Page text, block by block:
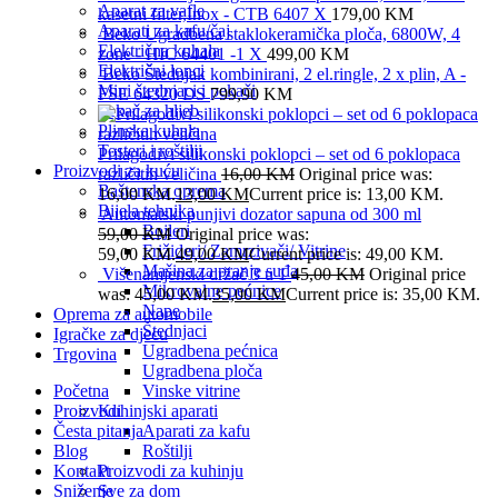
Aparat za vafle
Aparati za kafu/čaj
Električna kuhala
Električni lonci
Mini štednjaci i pekači
Pekač za hljeb
Plinska kuhala
Tosteri i roštilji
Proizvodi za kuću
Baštenska oprema
Bijela tehnika
Bojleri
Frižideri/ Zamrzivači/ Vitrine
Mašina za pranje suđa
Mikrovalne pećnice
Nape
Štednjaci
Ugradbena pećnica
Ugradbena ploča
Vinske vitrine
Kuhinjski aparati
Aparati za kafu
Roštilji
Proizvodi za kuhinju
Sve za dom
kasetni filter,Inox - CTB 6407 X 179,00 KM
Beko Ugradbena staklokeramička ploča, 6800W, 4
zone - HIC 64401 -1 X 499,00 KM
Beko Štednjak kombinirani, 2 el.ringle, 2 x plin, A -
FSE 64320 DS799,90 KM
Prilagodivi silikonski poklopci – set od 6 poklopaca
različitih veličina 16,00KM Original price was:
16,00 KM.13,00KMCurrent price is: 13,00 KM.
Automatski punjivi dozator sapuna od 300 ml
59,00KM Original price was:
59,00 KM.49,00KMCurrent price is: 49,00 KM.
Višenamjenski držač 3 u 145,00KM Original price
was: 45,00 KM.35,00KMCurrent price is: 35,00 KM.
Oprema za automobile
Igračke za djecu
Trgovina
Početna
Proizvodi
Česta pitanja
Blog
Kontakt
Sniženje